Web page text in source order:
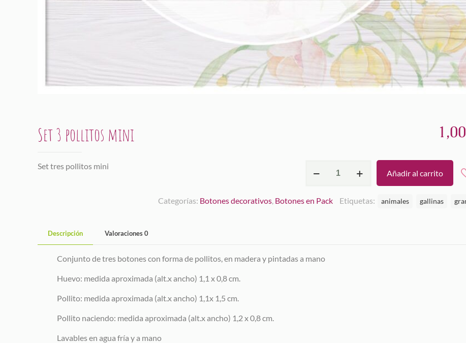
Set 3 pollitos mini 1,00
Set tres pollitos mini
mini
Añadir al carrito
Categorías: Botones decorativos, Botones en Pack Etiquetas: animales gallinas
Descripción Valoraciones0
Conjunto de tres botones con forma de pollitos, en madera y pintadas a mano
Huevo: medida aproximada (alt.x ancho) 1,1 x 0,8 cm.
Pollito: medida aproximada (alt.x ancho) 1,1x 1,5 cm.
Pollito naciendo: medida aproximada (alt.x ancho) 1,2 x 0,8 cm.
Lavables en agua fría y a mano